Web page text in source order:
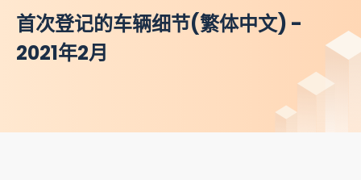
首次登记的车辆细节(繁体中文) -
2021年2月